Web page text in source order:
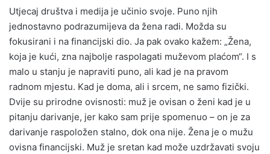
Utjecaj društva i medija je učinio svoje. Puno njih
jednostavno podrazumijeva da žena radi. Možda su
fokusirani i na financijski dio. Ja pak ovako kažem: „Žena,
koja je kući, zna najbolje raspolagati muževom plaćom“. I s
malo u stanju je napraviti puno, ali kad je na pravom
radnom mjestu. Kad je doma, ali i srcem, ne samo fizički.
Dvije su prirodne ovisnosti: muž je ovisan o ženi kad je u
pitanju darivanje, jer kako sam prije spomenuo – on je za
darivanje raspoložen stalno, dok ona nije. Žena je o mužu
ovisna financijski. Muž je sretan kad može uzdržavati svoju